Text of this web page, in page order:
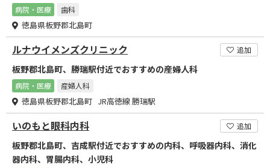
病院・医療 歯科
徳島県板野郡北島町
ルナウイメンズクリニック 追加
板野郡北島町、勝瑞駅付近でおすすめの産婦人科
病院・医療 産婦人科
徳島県板野郡北島町 JR高徳線 勝瑞駅
いのもと眼科内科 追加
板野郡北島町、吉成駅付近でおすすめの内科、呼吸器内科、消化
器内科、胃腸内科、小児科